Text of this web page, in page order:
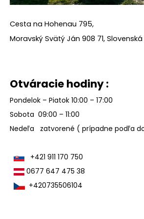
Cesta na Hohenau 795,
Moravský Svätý Ján 908 71,
Otváracie hodiny :
Pondelok – Piatok 10:00 – 17:00
Sobota 09:00 – 11:00
Nedeľa zatvorené ( prípadne podľa
+421 911 170 750
0677 647 475 38
+420735506104
j
s
O
d
p
o